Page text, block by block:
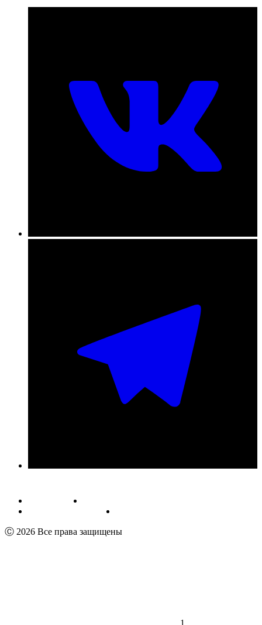
Номер телефона для связи:
+7 (831) 290-86-98
Публичная оферта
Пользовательское соглашение
Ⓒ 2026 Все права защищены